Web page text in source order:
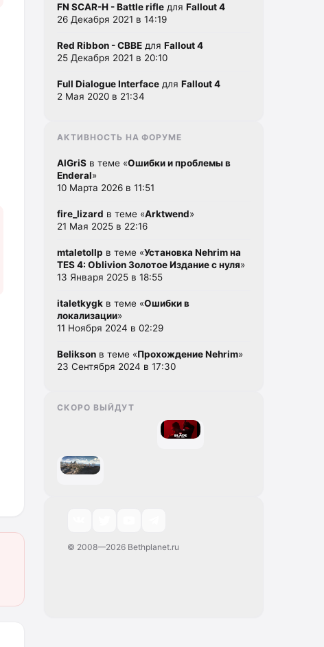
FN SCAR-H - Battle rifle для Fallout 4
26 Декабря 2021 в 14:19
Red Ribbon - CBBE для Fallout 4
25 Декабря 2021 в 20:10
Full Dialogue Interface для Fallout 4
2 Мая 2020 в 21:34
АКТИВНОСТЬ НА ФОРУМЕ
AlGriS в теме «Ошибки и проблемы в
Enderal»
10 Марта 2026 в 11:51
fire_lizard в теме «Arktwend»
21 Мая 2025 в 22:16
mtaletollp в теме «Установка Nehrim на
TES 4: Oblivion Золотое Издание с нуля»
13 Января 2025 в 18:55
italetkygk в теме «Ошибки в
локализации»
11 Ноября 2024 в 02:29
Belikson в теме «Прохождение Nehrim»
23 Сентября 2024 в 17:30
СКОРО ВЫЙДУТ
© 2008—2026 Bethplanet.ru